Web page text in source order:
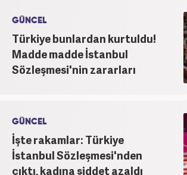
GÜNCEL
Türkiye bunlardan kurtuldu!
Madde madde İstanbul
Sözleşmesi'nin zararları
GÜNCEL
İşte rakamlar: Türkiye
İstanbul Sözleşmesi'nden
çıktı, kadına şiddet azaldı